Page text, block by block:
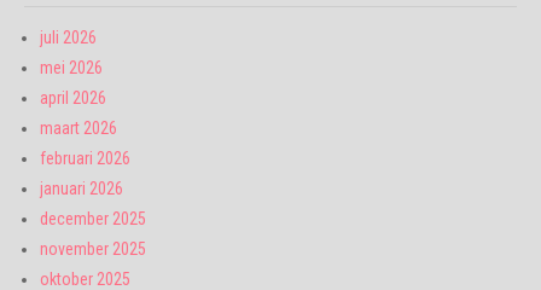
juli 2026
mei 2026
april 2026
maart 2026
februari 2026
januari 2026
december 2025
november 2025
oktober 2025